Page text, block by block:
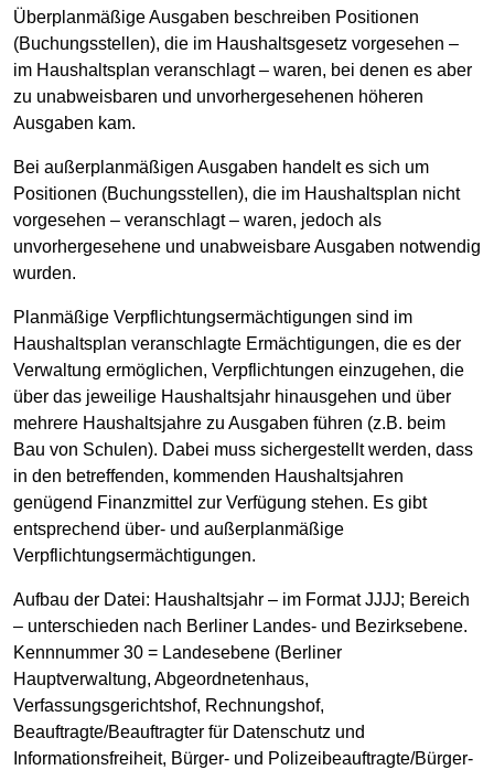
Überplanmäßige Ausgaben beschreiben Positionen
(Buchungsstellen), die im Haushaltsgesetz vorgesehen –
im Haushaltsplan veranschlagt – waren, bei denen es aber
zu unabweisbaren und unvorhergesehenen höheren
Ausgaben kam.
Bei außerplanmäßigen Ausgaben handelt es sich um
Positionen (Buchungsstellen), die im Haushaltsplan nicht
vorgesehen – veranschlagt – waren, jedoch als
unvorhergesehene und unabweisbare Ausgaben notwendig
wurden.
Planmäßige Verpflichtungsermächtigungen sind im
Haushaltsplan veranschlagte Ermächtigungen, die es der
Verwaltung ermöglichen, Verpflichtungen einzugehen, die
über das jeweilige Haushaltsjahr hinausgehen und über
mehrere Haushaltsjahre zu Ausgaben führen (z.B. beim
Bau von Schulen). Dabei muss sichergestellt werden, dass
in den betreffenden, kommenden Haushaltsjahren
genügend Finanzmittel zur Verfügung stehen. Es gibt
entsprechend über- und außerplanmäßige
Verpflichtungsermächtigungen.
Aufbau der Datei: Haushaltsjahr – im Format JJJJ; Bereich
– unterschieden nach Berliner Landes- und Bezirksebene.
Kennnummer 30 = Landesebene (Berliner
Hauptverwaltung, Abgeordnetenhaus,
Verfassungsgerichtshof, Rechnungshof,
Beauftragte/Beauftragter für Datenschutz und
Informationsfreiheit, Bürger- und Polizeibeauftragte/Bürger-